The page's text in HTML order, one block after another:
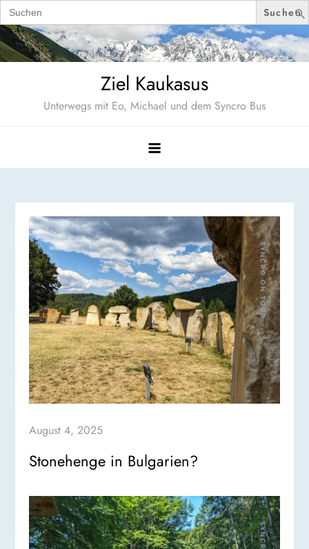
Search
for:
Skip
to
Ziel Kaukasus
Unterwegs mit Eo, Michael und dem Syncro Bus
August 4, 2025
Stonehenge in Bulgarien?